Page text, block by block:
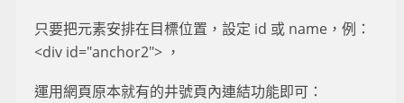
只要把元素安排在目標位置，設定 id 或 name，例：
<div id="anchor2"> ，
運用網頁原本就有的井號頁內連結功能即可：